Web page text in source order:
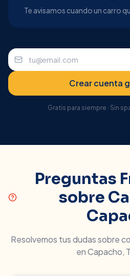
Te avisamos cuando un carro
Crear cuenta
Gratis para siempre · Sin
Preguntas
sobre
Resolvemos tus dudas sobre
enCapacho,